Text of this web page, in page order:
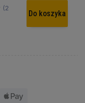
(2
Do koszyka